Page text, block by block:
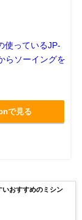
使っているJP-
らソーイングを
で見る
いおすすめのミシン